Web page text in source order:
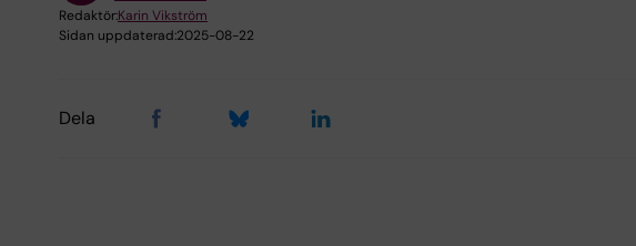
Redaktör:Karin Vikström
Sidan uppdaterad:2025-08-22
Dela